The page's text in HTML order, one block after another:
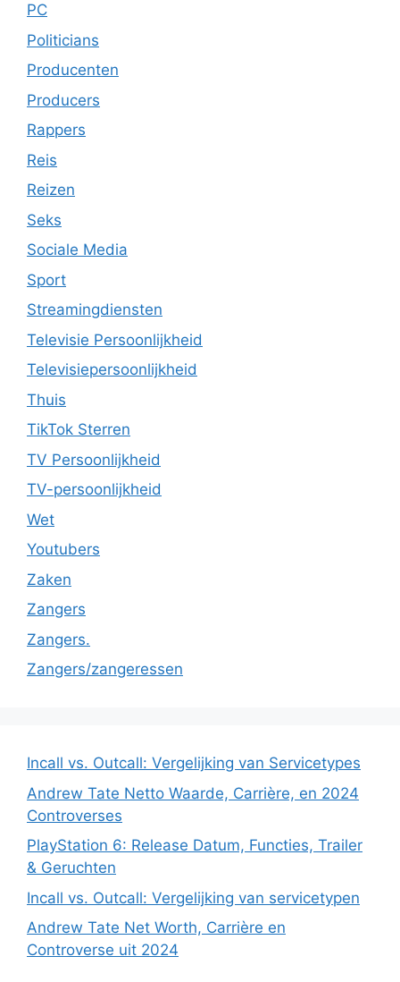
PC
Politicians
Producenten
Producers
Rappers
Reis
Reizen
Seks
Sociale Media
Sport
Streamingdiensten
Televisie Persoonlijkheid
Televisiepersoonlijkheid
Thuis
TikTok Sterren
TV Persoonlijkheid
TV-persoonlijkheid
Wet
Youtubers
Zaken
Zangers
Zangers.
Zangers/zangeressen
Incall vs. Outcall: Vergelijking van Servicetypes
Andrew Tate Netto Waarde, Carrière, en 2024
Controverses
PlayStation 6: Release Datum, Functies, Trailer
& Geruchten
Incall vs. Outcall: Vergelijking van servicetypen
Andrew Tate Net Worth, Carrière en
Controverse uit 2024